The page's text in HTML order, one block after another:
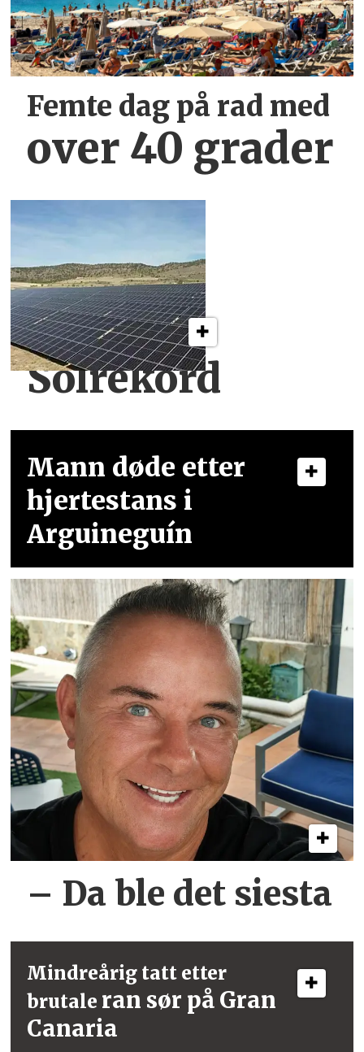
Femte dag på rad med
over 40 grader
Solrekord
Mann døde etter
hjertestans i
Arguineguín
– Da ble det siesta
Mindreårig tatt etter
brutale ran sør på Gran
Canaria